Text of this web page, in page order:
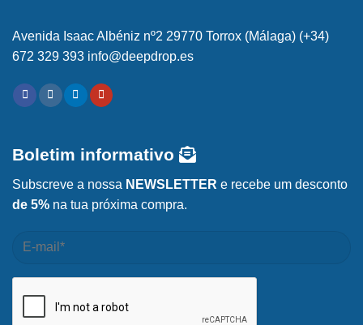
Avenida Isaac Albéniz nº2 29770 Torrox (Málaga) (+34)
672 329 393 info@deepdrop.es
Boletim informativo
Subscreve a nossa NEWSLETTER e recebe um desconto
de 5% na tua próxima compra.